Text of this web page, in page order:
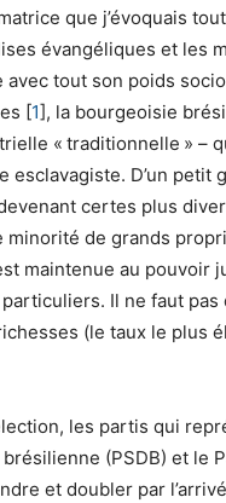
que j’évoquais
évangéliques et les
avec tout son poids
[1], la bourgeoisie
« traditionnelle » –
esclavagiste. D’un
certes plus
minorité de grands
maintenue au pouvoir
Il ne faut pas
(le taux le plus
les partis qui
(PSDB) et le
et doubler par